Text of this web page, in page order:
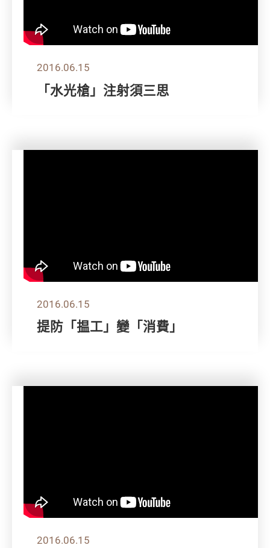
2016.06.15
「水光槍」注射須三思
2016.06.15
提防「揾工」變「消費」
2016.06.15